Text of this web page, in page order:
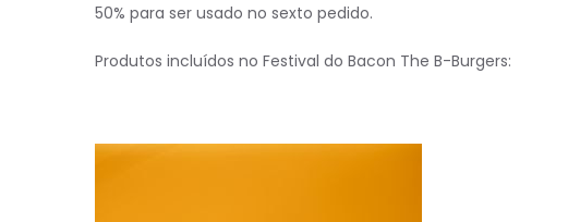
50% para ser usado no sexto pedido.
Produtos incluídos no Festival do Bacon The B-Burgers: